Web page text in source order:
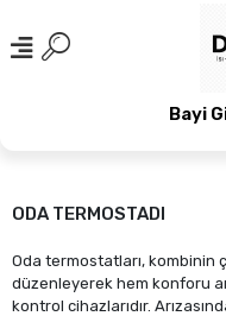
Bayi
ODA TERMOSTADI
Oda termostatları, kombinin
düzenleyerek hem konforu
kontrol cihazlarıdır.